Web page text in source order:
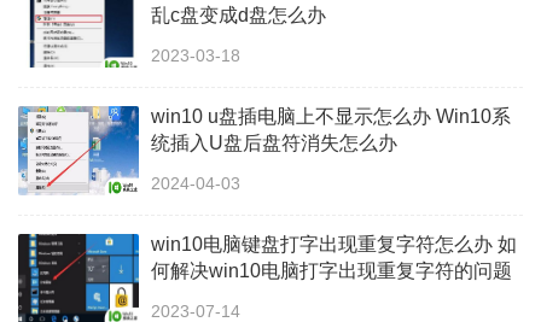
乱c盘变成d盘怎么办
2023-03-18
win10 u盘插电脑上不显示怎么办 Win10系
统插入U盘后盘符消失怎么办
2024-04-03
win10电脑键盘打字出现重复字符怎么办 如
何解决win10电脑打字出现重复字符的问题
2023-07-14